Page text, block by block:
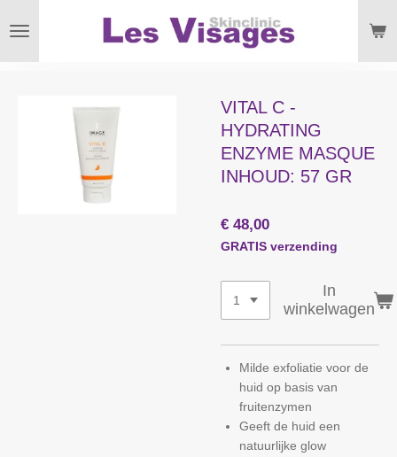
direct
VITAL C -
HYDRATING
ENZYME MASQUE
INHOUD: 57 GR
€ 48,00
GRATIS verzending
In
winkelwagen
Milde exfoliatie voor de
huid op basis van
fruitenzymen
Geeft de huid een
natuurlijke glow